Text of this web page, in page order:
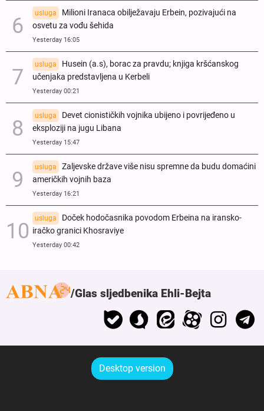
usluga
Milioni Iranaca obilježavaju Erbein, pozivajući na
osvetu za vođu šehida
Yesterday 16:05
usluga
Husein (a.s), borac za pravdu; knjiga kršćanskog
učenjaka predstavljena u Kerbeli
Yesterday 00:21
usluga
Devet cionističkih vojnika ubijeno i povrijeđeno u
eksploziji na jugu Libana
Yesterday 15:47
usluga
Zaljevske države više nisu spremne da budu domaćini
američkih vojnih baza
Yesterday 16:21
usluga
Doček hodočasnika povodom Erbeina na iransko-
iračko granici Khosraviye
Yesterday 00:42
Glas sljedbenika Ehli-Bejta
Desktop version